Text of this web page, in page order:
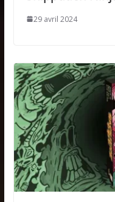
29 avril 2024